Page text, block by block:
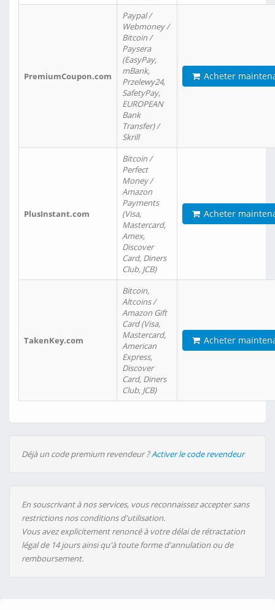
PremiumCoupon.com
Paypal /
Webmoney /
Bitcoin /
Paysera
(EasyPay,
mBank,
Przelewy24,
SafetyPay,
EUROPEAN
Bank
Transfer) /
Skrill
Acheter
PlusInstant.com
Bitcoin /
Perfect
Money /
Amazon
Payments
(Visa,
Mastercard,
Amex,
Discover
Card, Diners
Club, JCB)
Acheter
TakenKey.com
Bitcoin,
Altcoins /
Amazon Gift
Card (Visa,
Mastercard,
American
Express,
Discover
Card, Diners
Club, JCB)
Acheter
Déjà un code premium revendeur ?Activer le code revendeur
En souscrivant à nos services, vous reconnaissez accepter sans
restrictions nos conditions d'utilisation.
Vous avez explicitement renoncé à votre délai de rétractation
légal de 14 jours ainsi qu'à toute forme d'annulation ou de
remboursement.